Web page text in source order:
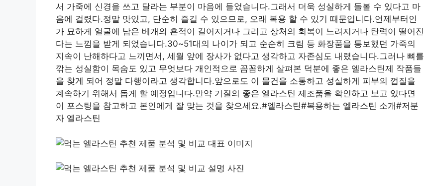
서 가죽에 신경을 쓰고 달라는 부분이 마음에 들었습니다.그래서 더욱 성실하게 돌볼 수 있다고 마
음에 걸렸다.정말 맛있고, 단순히 즐길 수 있으므로, 오래 복용 할 수 있기 때문입니다.언제부터인
가 묘하게 얼굴에 남은 베개의 흔적이 길어지거나 그리고 상처의 회복이 느려지거나 탄력이 떨어진
다는 느낌을 받게 되었습니다.30~51대의 나이가 되고 순순히 크림 등 화장품을 통보했던 가죽의
지속이 난해하다고 느끼면서, 세월 앞에 장사가 없다고 생각하고 자존심도 내렸습니다.그러나 뼈를
깎는 성실함이 목숨도 있고 무엇보다 개인적으로 꼼꼼하게 살펴본 덕분에 좋은 엘라스틴제 작품들
을 찾게 되어 정말 다행이라고 생각합니다.앞으로도 이 물건을 소통하고 성실하게 피부의 껍질을
계속하기 위해서 돕게 할 예정입니다.만약 기질의 좋은 엘라스틴 제조품을 확인하고 보고 있다면
이 포스팅을 참고하고 본인에게 잘 맞는 것을 찾으세요.#엘라스틴#복용하는 엘라스틴 소개#저분
자 엘라스틴